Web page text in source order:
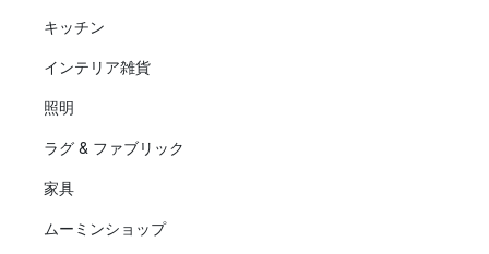
キッチン
インテリア雑貨
照明
ラグ & ファブリック
家具
ムーミンショップ